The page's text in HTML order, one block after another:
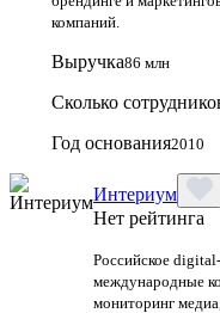
компаний.
Выручка86 млн
Сколько
Год основания2010
Интериум
Нет рейтинга
Российское
международные
мониторинг